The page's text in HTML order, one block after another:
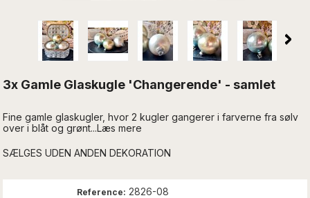
3x Gamle Glaskugle 'Changerende' - samlet
Fine gamle glaskugler, hvor 2 kugler gangerer i farverne fra sølv
over i blåt og grønt...Læs mere
SÆLGES UDEN ANDEN DEKORATION
Reference: 2826-08